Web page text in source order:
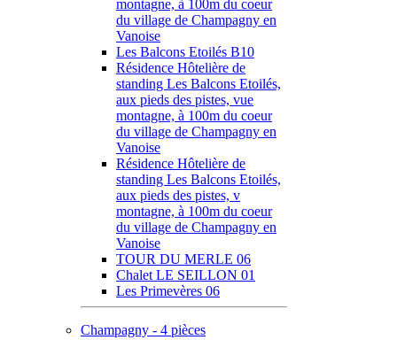
montagne, à 100m du coeur
du village de Champagny en
Vanoise
Les Balcons Etoilés B10
Résidence Hôtelière de
standing Les Balcons Etoilés,
aux pieds des pistes, vue
montagne, à 100m du coeur
du village de Champagny en
Vanoise
Résidence Hôtelière de
standing Les Balcons Etoilés,
aux pieds des pistes, v
montagne, à 100m du coeur
du village de Champagny en
Vanoise
TOUR DU MERLE 06
Chalet LE SEILLON 01
Les Primevères 06
Champagny - 4 pièces